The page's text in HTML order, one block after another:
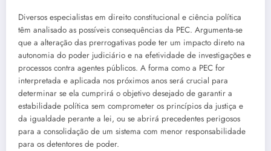
Diversos especialistas em direito constitucional e ciência política
têm analisado as possíveis consequências da PEC. Argumenta-se
que a alteração das prerrogativas pode ter um impacto direto na
autonomia do poder judiciário e na efetividade de investigações e
processos contra agentes públicos. A forma como a PEC for
interpretada e aplicada nos próximos anos será crucial para
determinar se ela cumprirá o objetivo desejado de garantir a
estabilidade política sem comprometer os princípios da justiça e
da igualdade perante a lei, ou se abrirá precedentes perigosos
para a consolidação de um sistema com menor responsabilidade
para os detentores de poder.